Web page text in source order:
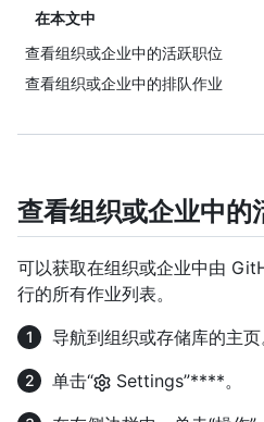
在本文中
查看组织或企业中的活跃职位
查看组织或企业中的排队作业
查看组织或企业中的
可以获取在组织或企业中由
行的所有作业列表。
导航到组织或存储库的主页
单击“
Settings”****。